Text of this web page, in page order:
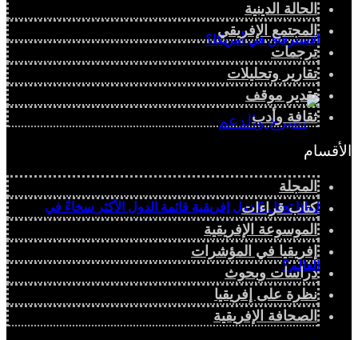
الاسترقاق في أمريكا؟
لماذا تحتل 6 دول إفريقية قائمة الدول الأكثر سخاءً في
العالم؟
الحالة الدينية
المجتمع الإفريقي
ترجمات
تقارير وتحليلات
تقدير موقف
ثقافة وأدب
الأقسام
المجلة
كتاب قراءات
الموسوعة الإفريقية
إفريقيا في المؤشرات
دراسات وبحوث
نظرة على إفريقيا
الصحافة الإفريقية